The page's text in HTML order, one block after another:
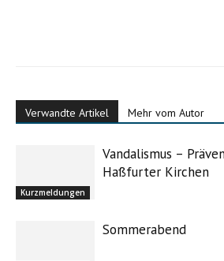
Verwandte Artikel Mehr vom Autor
Kurzmeldungen
Vandalismus –
Haßfurter Kirchen
Sommerabend